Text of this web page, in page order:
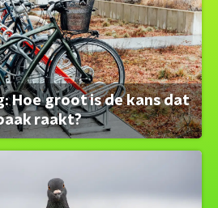
Hoe groot is de kans dat
raakt?